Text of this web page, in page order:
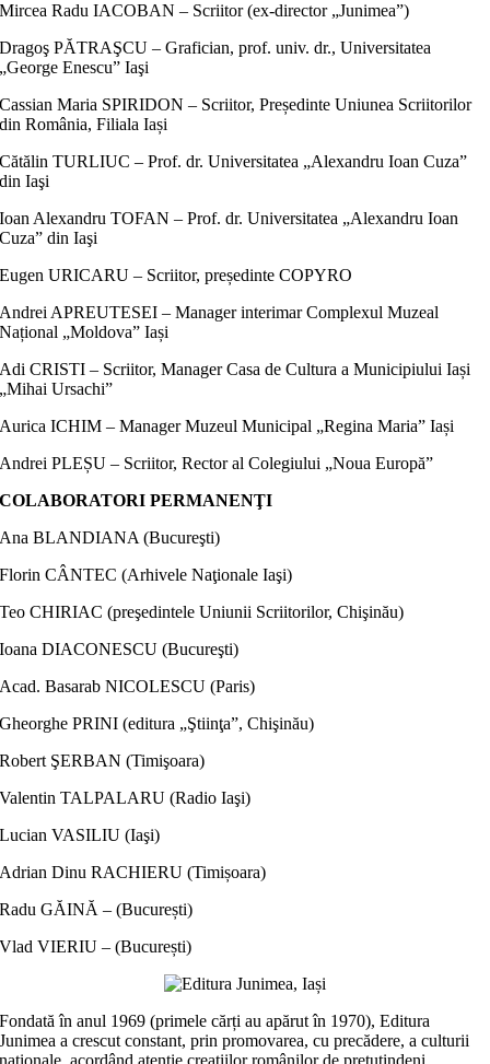
Mircea Radu IACOBAN – Scriitor (ex-director „Junimea”)
Dragoş PĂTRAŞCU – Grafician, prof. univ. dr., Universitatea
„George Enescu” Iaşi
Cassian Maria SPIRIDON – Scriitor, Președinte Uniunea Scriitorilor
din România, Filiala Iași
Cătălin TURLIUC – Prof. dr. Universitatea „Alexandru Ioan Cuza”
din Iaşi
Ioan Alexandru TOFAN – Prof. dr. Universitatea „Alexandru Ioan
Cuza” din Iaşi
Eugen URICARU – Scriitor, președinte COPYRO
Andrei APREUTESEI – Manager interimar Complexul Muzeal
Național „Moldova” Iași
Adi CRISTI – Scriitor, Manager Casa de Cultura a Municipiului Iași
„Mihai Ursachi”
Aurica ICHIM – Manager Muzeul Municipal „Regina Maria” Iași
Andrei PLEȘU – Scriitor, Rector al Colegiului „Noua Europă”
COLABORATORI PERMANENŢI
Ana BLANDIANA (Bucureşti)
Florin CÂNTEC (Arhivele Naţionale Iaşi)
Teo CHIRIAC (preşedintele Uniunii Scriitorilor, Chişinău)
Ioana DIACONESCU (Bucureşti)
Acad. Basarab NICOLESCU (Paris)
Gheorghe PRINI (editura „Ştiinţa”, Chişinău)
Robert ŞERBAN (Timişoara)
Valentin TALPALARU (Radio Iaşi)
Lucian VASILIU (Iaşi)
Adrian Dinu RACHIERU (Timișoara)
Radu GĂINĂ – (București)
Vlad VIERIU – (București)
Fondată în anul 1969 (primele cărți au apărut în 1970), Editura
Junimea a crescut constant, prin promovarea, cu precădere, a culturii
naţionale, acordând atenţie creaţiilor românilor de pretutindeni,